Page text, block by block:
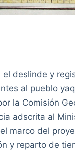
el deslinde y
al pueblo
la Comisión
adscrita al
marco del
y reparto de